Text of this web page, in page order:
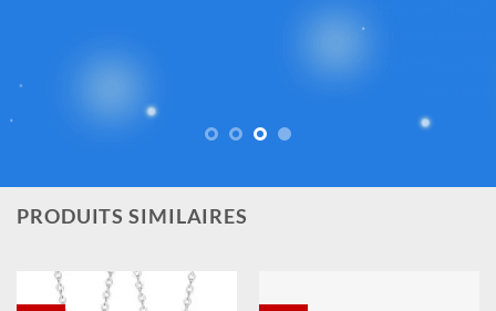
particulière portée à la qualité, aux détails et à la conformité
PRODUITS SIMILAIRES